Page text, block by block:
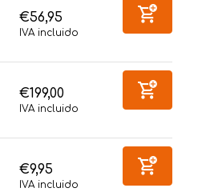
€56,95
IVA incluido
€199,00
IVA incluido
€9,95
IVA incluido